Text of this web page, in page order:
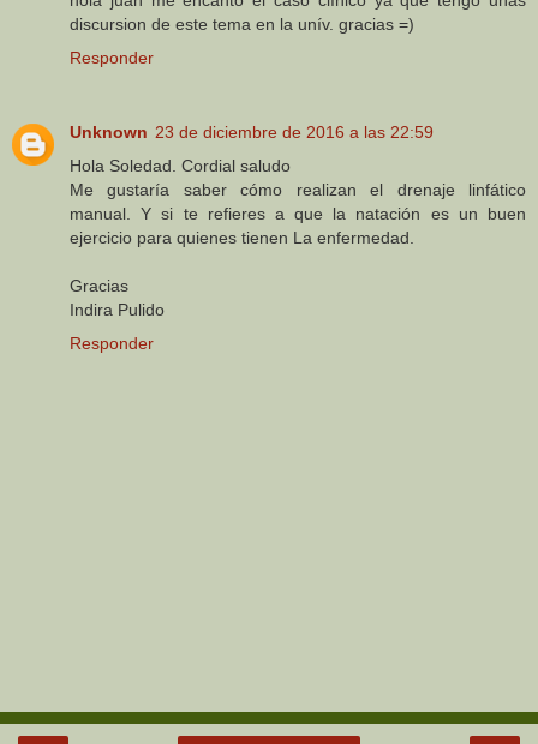
discursion de este tema en la unív. gracias =)
Responder
Unknown 23 de diciembre de 2016 a las 22:59
Hola Soledad. Cordial saludo
Me gustaría saber cómo realizan el drenaje linfático
manual. Y si te refieres a que la natación es un buen
ejercicio para quienes tienen La enfermedad.
Gracias
Indira Pulido
Responder